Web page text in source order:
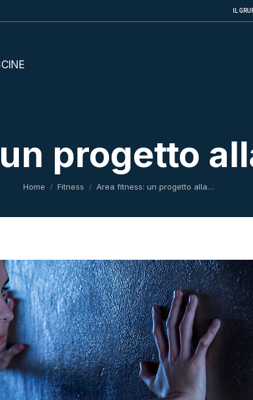
IL
progetto
Tu sei qui:
Home Fitness Area fitness: un progetto alla…